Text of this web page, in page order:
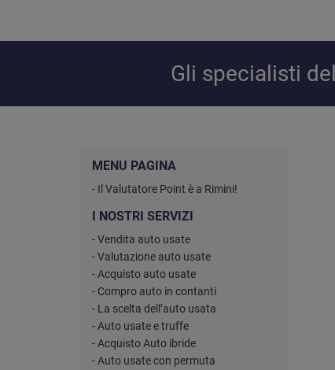
Gli specialisti
MENU PAGINA
- Il Valutatore Point è a Rimini!
I NOSTRI SERVIZI
- Vendita auto usate
- Valutazione auto usate
- Acquisto auto usate
- Compro auto in contanti
- La scelta dell’auto usata
- Auto usate e truffe
- Acquisto Auto ibride
- Auto usate con permuta